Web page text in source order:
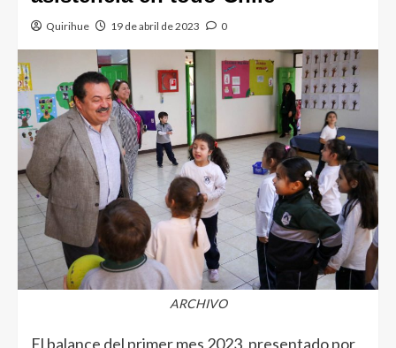
Quirihue 19 de abril de 2023 0
ARCHIVO
El balance del primer mes 2023, presentado por